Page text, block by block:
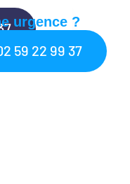
urgence ?
59 22 99 37